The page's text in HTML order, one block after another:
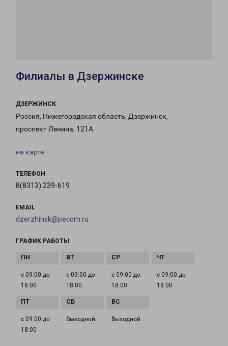
Филиалы в Дзержинске
ДЗЕРЖИНСК
Россия, Нижегородская область, Дзержинск,
проспект Ленина, 121А
на карте
ТЕЛЕФОН
8(8313) 239-619
EMAIL
dzerzhinsk@pecom.ru
ГРАФИК РАБОТЫ
с 09:00 до
18:00
с 09:00 до
18:00
с 09:00 до
18:00
с 09:00 до
18:00
с 09:00 до
18:00
Выходной Выходной